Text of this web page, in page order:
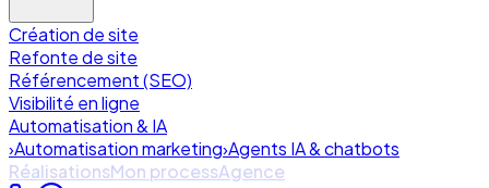
Création de site
Refonte de site
Référencement (SEO)
Visibilité en ligne
Automatisation & IA
›Automatisation marketing›Agents IA & chatbots
RéalisationsMon processAgence